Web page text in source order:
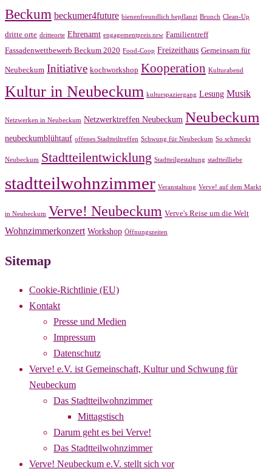
Beckum beckumer4future bienenfreundlich bepflanzt Brunch Clean-Up
dritte orte dritteorte Ehrenamt engagementpreis nrw Familientreff
Fassadenwettbewerb Beckum 2020 Food-Coop Freizeithaus Gemeinsam für
Neubeckum Initiative kochworkshop Kooperation Kulturabend
Kultur in Neubeckum kulturspaziergang Lesung Musik
Netzwerken in Neubeckum Netzwerktreffen Neubeckum Neubeckum
neubeckumblühtauf offenes Stadtteiltreffen Schwung für Neubeckum So schmeckt
Neubeckum Stadtteilentwicklung Stadtteilgestaltung stadtteilliebe
stadtteilwohnzimmer Veranstaltung Verve! auf dem Markt
in Neubeckum Verve! Neubeckum Verve's Reise um die Welt
Wohnzimmerkonzert Workshop Öffnungszeiten
Sitemap
Cookie-Richtlinie (EU)
Kontakt
Presse und Medien
Impressum
Datenschutz
Verve! e.V. ist Gemeinschaft, Kultur und Schwung für
Neubeckum
Das Stadtteilwohnzimmer
Mittagstisch
Darum geht es bei Verve!
Das Stadtteilwohnzimmer
Verve! Neubeckum e.V. stellt sich vor